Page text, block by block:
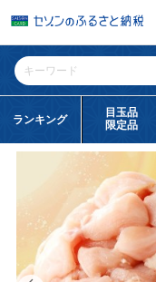
ランキング
目玉品
限定品